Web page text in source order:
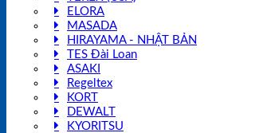
ELORA
MASADA
HIRAYAMA - NHẬT BẢN
TES Đài Loan
ASAKI
Regeltex
KORT
DEWALT
KYORITSU